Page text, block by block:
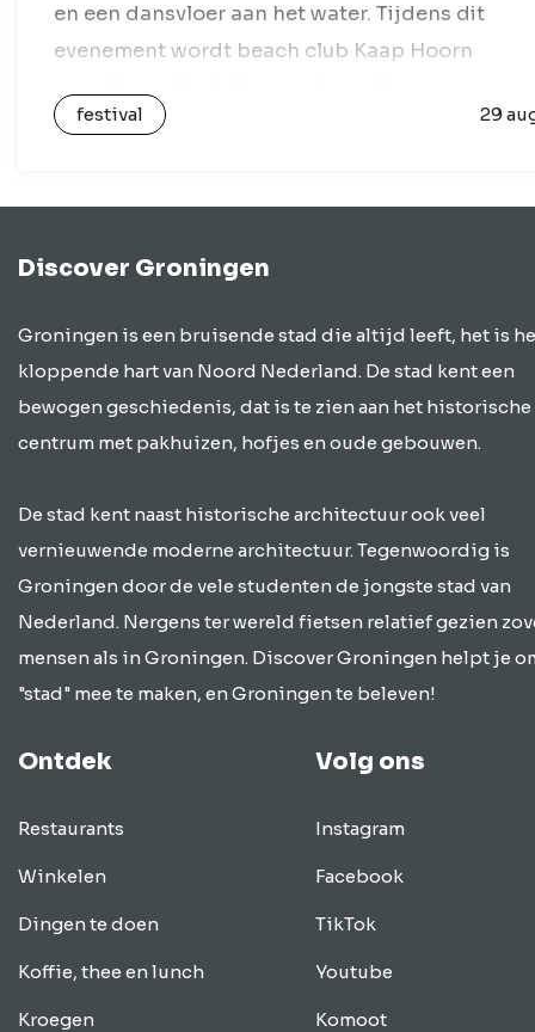
en een dansvloer aan het water. Tijdens dit
evenement wordt beach club Kaap Hoorn
liefhebbers van house, grooves en…
festival 29
Discover Groningen
Groningen is een bruisende stad die altijd leeft, het is
kloppende hart van Noord Nederland. De stad kent een
bewogen geschiedenis, dat is te zien aan het historische
centrum met pakhuizen, hofjes en oude gebouwen.
De stad kent naast historische architectuur ook veel
vernieuwende moderne architectuur. Tegenwoordig is
Groningen door de vele studenten de jongste stad van
Nederland. Nergens ter wereld fietsen relatief gezien
mensen als in Groningen. Discover Groningen helpt je
"stad" mee te maken, en Groningen te beleven!
Ontdek
Restaurants
Winkelen
Dingen te doen
Koffie, thee en lunch
Kroegen
Volg ons
Instagram
Facebook
TikTok
Youtube
Komoot